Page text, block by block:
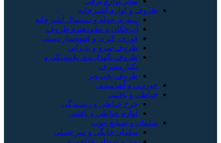
ظروف و لوازم آشپزخانه
سفره، حوله و دستمال آشپزخانه
آب‌چکان و نظم‌دهنده ظروف
قوری، کتری و قهوه‌ساز دستی
ظروف سرو و پذیرایی
ظروف نگهدارنده، پلاستیکی و
یکبارمصرف
ظروف پخت‌وپز
خوردنی و آشامیدنی
خیاطی و بافتنی
چرخ خیاطی و ریسندگی
لوازم خیاطی و بافتنی
مبلمان و صنایع چوب
مبلمان خانگی و میزعسلی